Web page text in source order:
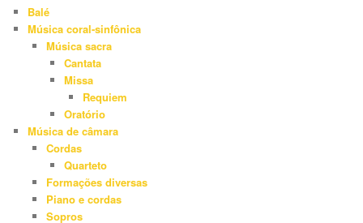
Balé
Música coral-sinfônica
Música sacra
Cantata
Missa
Requiem
Oratório
Música de câmara
Cordas
Quarteto
Formações diversas
Piano e cordas
Sopros